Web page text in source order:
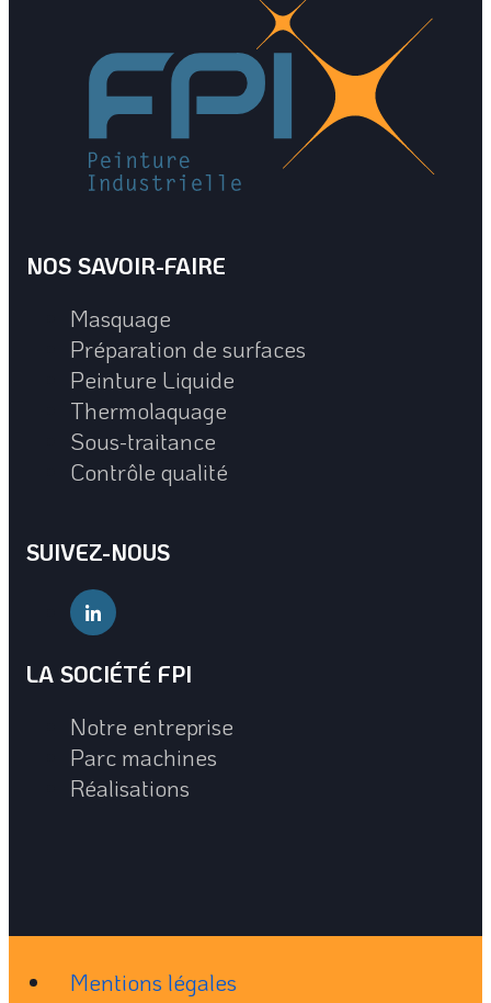
NOS SAVOIR-FAIRE
Masquage
Préparation de surfaces
Peinture Liquide
Thermolaquage
Sous-traitance
Contrôle qualité
SUIVEZ-NOUS
LA SOCIÉTÉ FPI
Notre entreprise
Parc machines
Réalisations
Mentions légales